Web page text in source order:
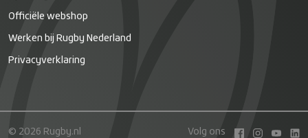
Officiële webshop
Werken bij Rugby Nederland
Privacyverklaring
© 2026 Rugby.nl Volg ons